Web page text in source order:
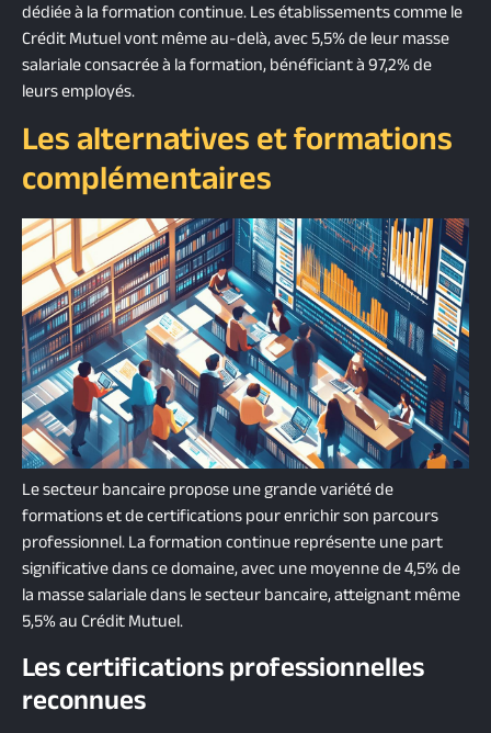
dédiée à la formation continue. Les établissements comme le
Crédit Mutuel vont même au-delà, avec 5,5% de leur masse
salariale consacrée à la formation, bénéficiant à 97,2% de
leurs employés.
Les alternatives et formations
complémentaires
Le secteur bancaire propose une grande variété de
formations et de certifications pour enrichir son parcours
professionnel. La formation continue représente une part
significative dans ce domaine, avec une moyenne de 4,5% de
la masse salariale dans le secteur bancaire, atteignant même
5,5% au Crédit Mutuel.
Les certifications professionnelles
reconnues